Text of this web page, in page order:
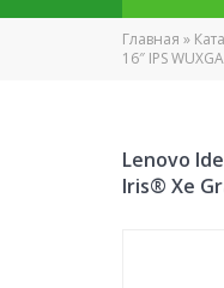
Главная »
16″ IPS
Lenovo
Iris® Xe